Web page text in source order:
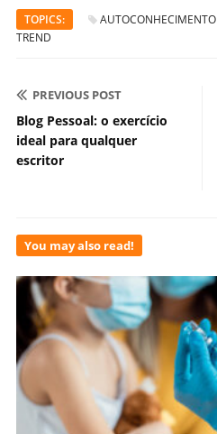
TOPICS: AUTOCONHECIMENTO
TREND
PREVIOUS POST
Blog Pessoal: o exercício
ideal para qualquer
escritor
You may also read!